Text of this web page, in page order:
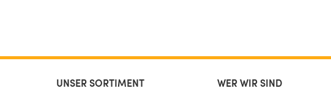
UNSER SORTIMENT WER WIR SIND